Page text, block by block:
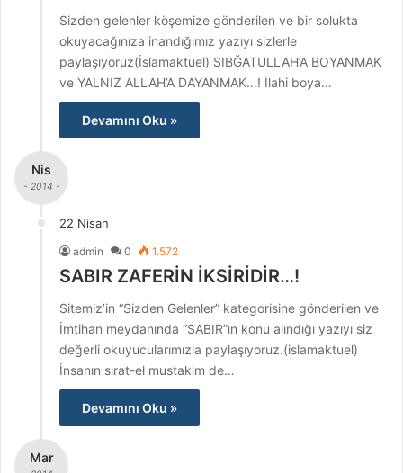
Sizden gelenler köşemize gönderilen ve bir solukta
okuyacağınıza inandığımız yazıyı sizlerle
paylaşıyoruz(İslamaktuel) SIBĞATULLAH’A BOYANMAK
ve YALNIZ ALLAH’A DAYANMAK…! İlahi boya…
Devamını Oku »
Nis
- 2014 -
22 Nisan
admin 0 1.572
SABIR ZAFERİN İKSİRİDİR…!
Sitemiz’in “Sizden Gelenler” kategorisine gönderilen ve
İmtihan meydanında “SABIR”ın konu alındığı yazıyı siz
değerli okuyucularımızla paylaşıyoruz.(islamaktuel)
İnsanın sırat-el mustakim de…
Devamını Oku »
Mar